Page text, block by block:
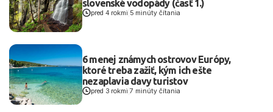
slovenské vodopády (časť 1.)
pred 4 rokmi 5 minúty čítania
6 menej známych ostrovov Európy,
ktoré treba zažiť, kým ich ešte
nezaplavia davy turistov
pred 3 rokmi |7 minúty čítania